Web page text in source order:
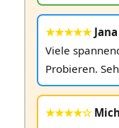
★★★★★
Viele
Probieren.
★★★★☆